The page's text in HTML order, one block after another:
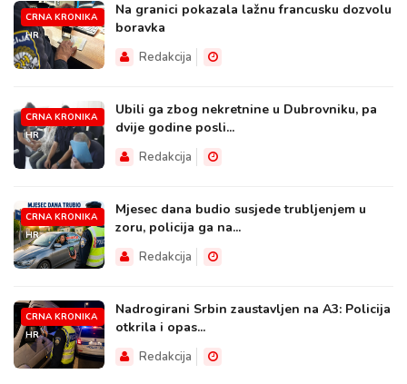
CRNA KRONIKA
HR
Na granici pokazala lažnu francusku dozvolu
boravka
Redakcija
CRNA KRONIKA
HR
Ubili ga zbog nekretnine u Dubrovniku, pa
dvije godine posli...
Redakcija
CRNA KRONIKA
HR
Mjesec dana budio susjede trubljenjem u
zoru, policija ga na...
Redakcija
CRNA KRONIKA
HR
Nadrogirani Srbin zaustavljen na A3: Policija
otkrila i opas...
Redakcija